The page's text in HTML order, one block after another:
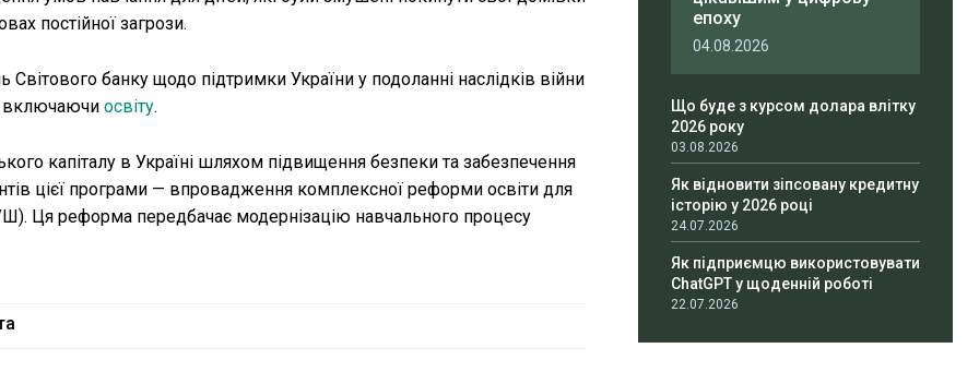
постійної загрози.
банку щодо підтримки України у подоланні наслідків війни
включаючи освіту.
капіталу в Україні шляхом підвищення безпеки та забезпечення
цієї програми — впровадження комплексної реформи освіти для
Ця реформа передбачає модернізацію навчального процесу
епоху
04.08.2026
Що буде з курсом долара влітку
2026 року
03.08.2026
Як відновити зіпсовану кредитну
історію у 2026 році
24.07.2026
Як підприємцю використовувати
ChatGPT у щоденній роботі
22.07.2026